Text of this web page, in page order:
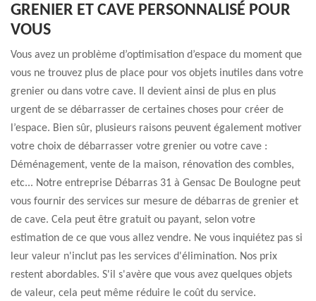
GRENIER ET CAVE PERSONNALISÉ POUR
VOUS
Vous avez un problème d’optimisation d’espace du moment que
vous ne trouvez plus de place pour vos objets inutiles dans votre
grenier ou dans votre cave. Il devient ainsi de plus en plus
urgent de se débarrasser de certaines choses pour créer de
l’espace. Bien sûr, plusieurs raisons peuvent également motiver
votre choix de débarrasser votre grenier ou votre cave :
Déménagement, vente de la maison, rénovation des combles,
etc... Notre entreprise Débarras 31 à Gensac De Boulogne peut
vous fournir des services sur mesure de débarras de grenier et
de cave. Cela peut être gratuit ou payant, selon votre
estimation de ce que vous allez vendre. Ne vous inquiétez pas si
leur valeur n'inclut pas les services d'élimination. Nos prix
restent abordables. S'il s'avère que vous avez quelques objets
de valeur, cela peut même réduire le coût du service.